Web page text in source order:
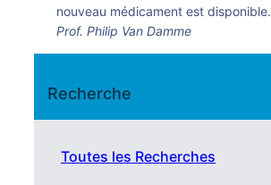
nouveau médicament est disponible.
Prof. Philip Van Damme
Recherche
Toutes les Recherches